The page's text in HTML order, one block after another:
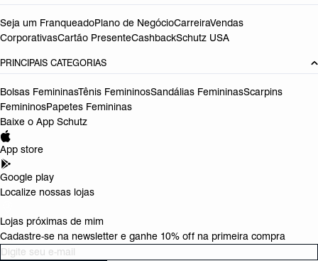
Seja um FranqueadoPlano de NegócioCarreiraVendas
CorporativasCartão PresenteCashbackSchutz USA
PRINCIPAIS CATEGORIAS
Bolsas FemininasTênis FemininosSandálias FemininasScarpins
FemininosPapetes Femininas
Baixe o App Schutz
App store
Google play
Localize nossas lojas
Lojas próximas de mim
Cadastre-se na newsletter e ganhe 10% off na primeira compra